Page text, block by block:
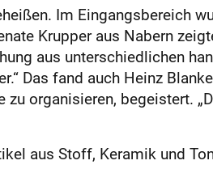
Im Eingangsbereich
Krupper aus Nabern
aus unterschiedlichen
Das fand auch Heinz
organisieren, begeistert.
aus Stoff, Keramik und